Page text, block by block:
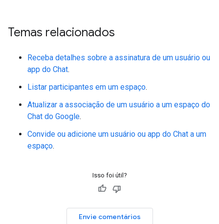
Temas relacionados
Receba detalhes sobre a assinatura de um usuário ou
app do Chat.
Listar participantes em um espaço.
Atualizar a associação de um usuário a um espaço do
Chat do Google.
Convide ou adicione um usuário ou app do Chat a um
espaço.
Isso foi útil?
Envie comentários